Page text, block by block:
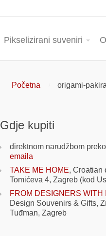
Pikselizirani suveniri
Početna origami-
Gdje kupiti
direktnom narudžbom preko
emaila
TAKE ME HOME, Croatian
Tomićeva 4, Zagreb (kod
FROM DESIGNERS WITH
Design Souvenirs & Gifts,
Tuđman, Zagreb